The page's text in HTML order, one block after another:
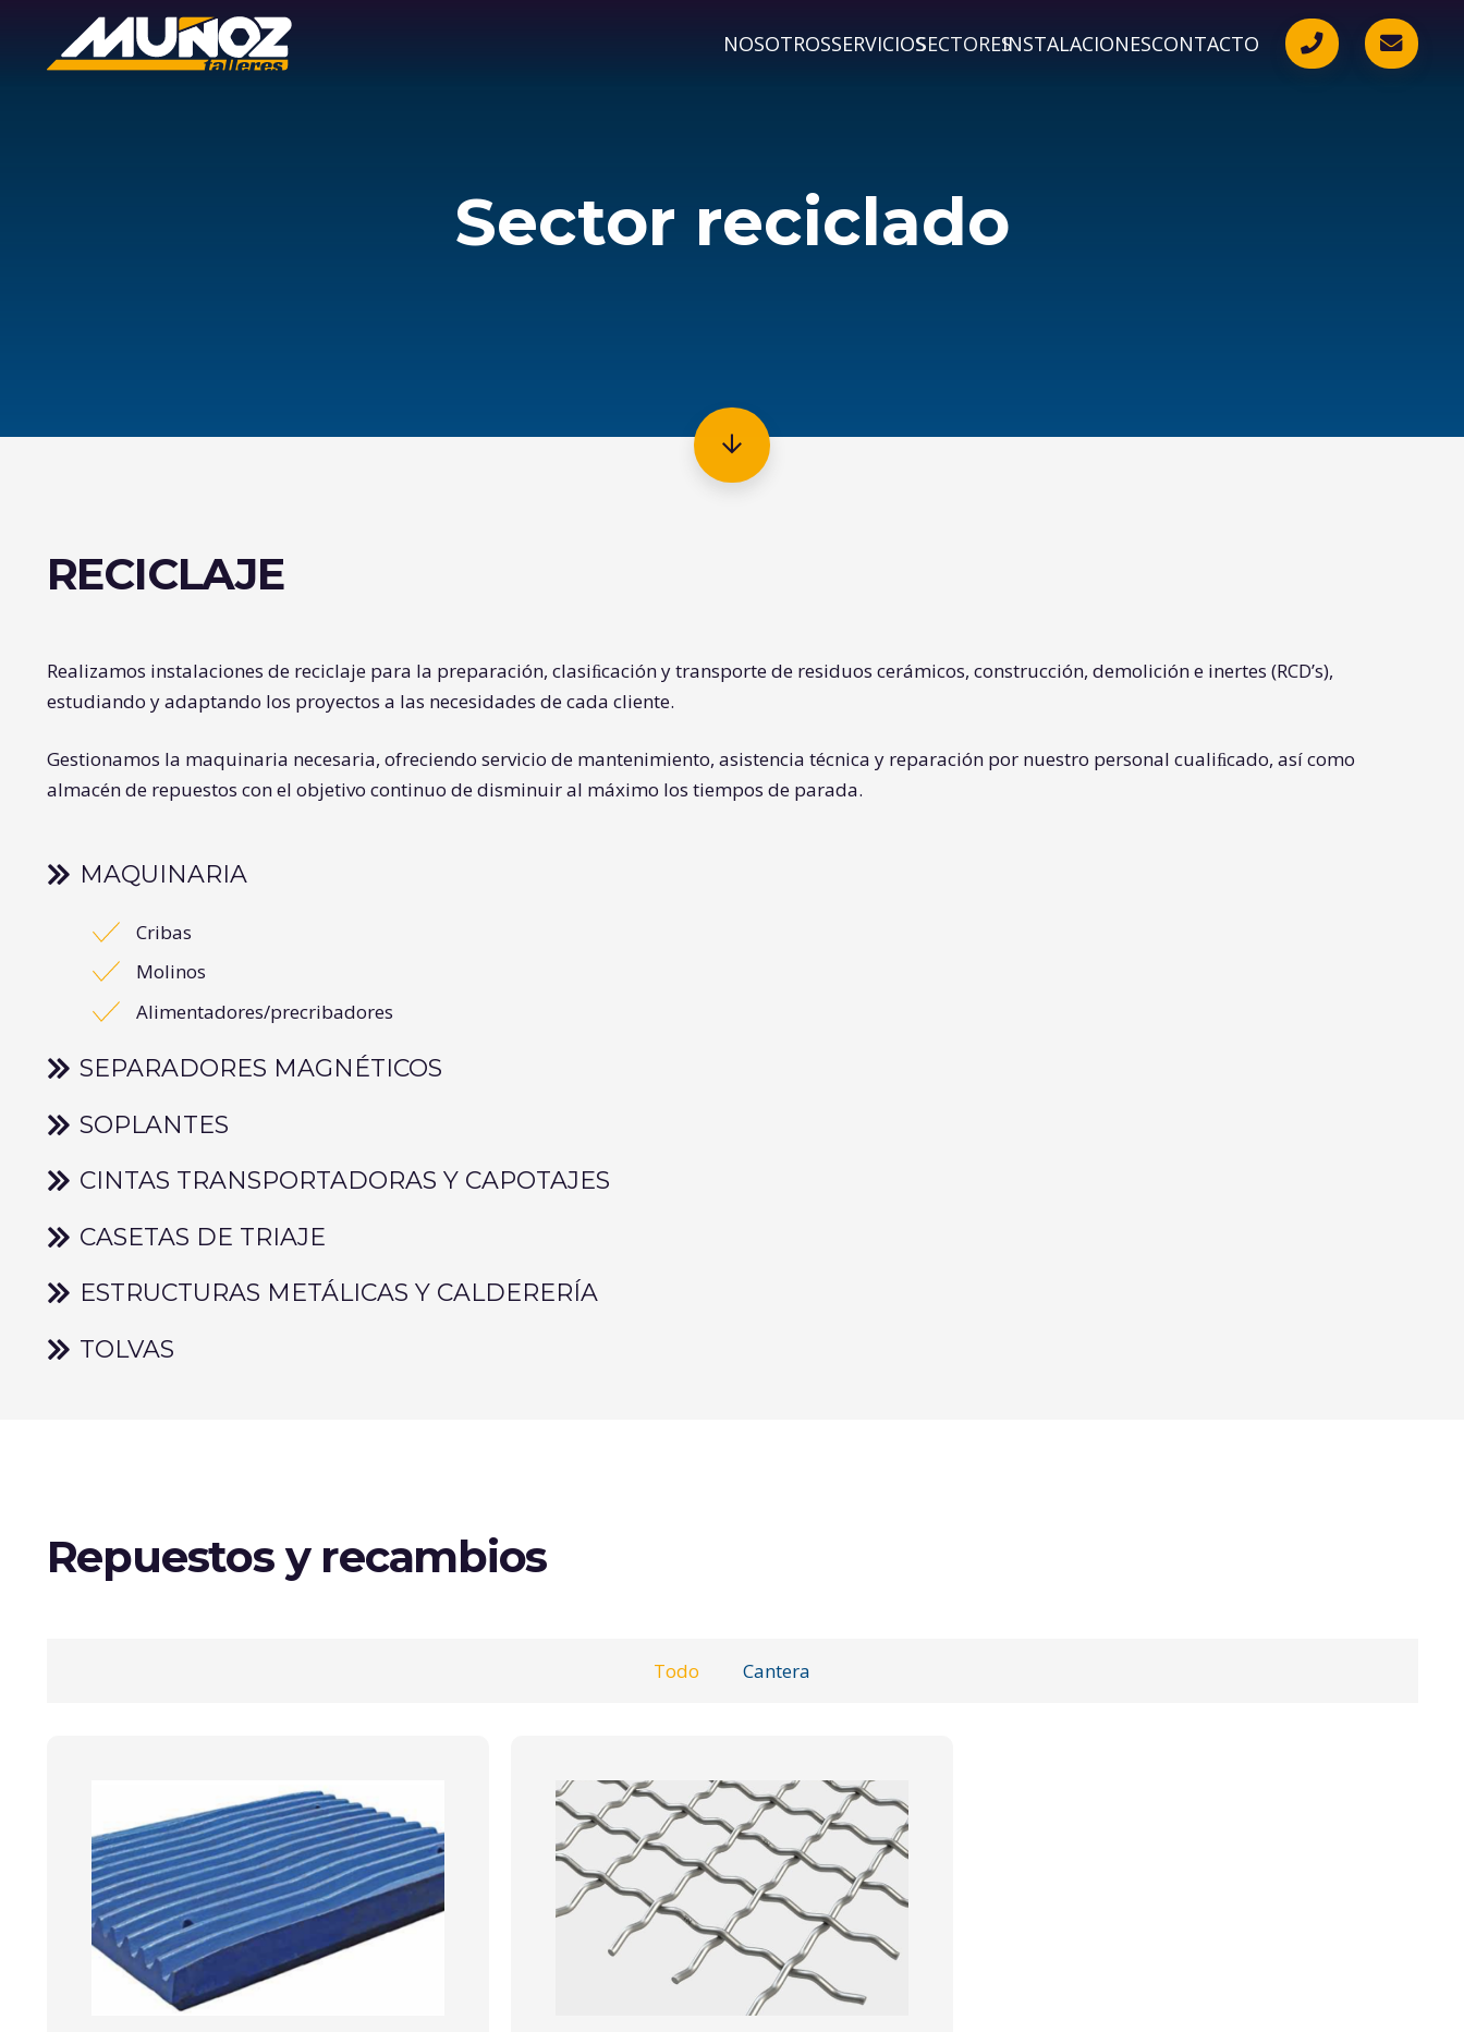
NOSOTROSSERVICIOSSECTORESINSTALACIONESCONTACTO
Sector reciclado
RECICLAJE
Realizamos instalaciones de reciclaje para la preparación, clasiﬁcación y transporte de residuos cerámicos, construcción, demolición e inertes (RCD’s),
estudiando y adaptando los proyectos a las necesidades de cada cliente.
Gestionamos la maquinaria necesaria, ofreciendo servicio de mantenimiento, asistencia técnica y reparación por nuestro personal cualiﬁcado, así como
almacén de repuestos con el objetivo continuo de disminuir al máximo los tiempos de parada.
MAQUINARIA
Cribas
Molinos
Alimentadores/precribadores
SEPARADORES MAGNÉTICOS
SOPLANTES
CINTAS TRANSPORTADORAS Y CAPOTAJES
CASETAS DE TRIAJE
ESTRUCTURAS METÁLICAS Y CALDERERÍA
TOLVAS
Repuestos y recambios
Todo Cantera